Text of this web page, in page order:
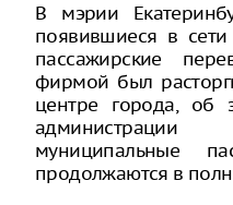
В мэрии
появившиеся в
пассажирские
фирмой был
центре города, об
муниципальные
продолжаются в